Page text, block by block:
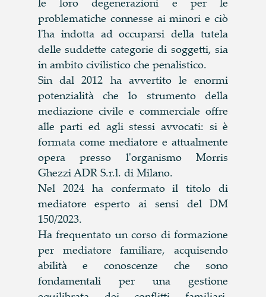
problematiche connesse ai minori e ciò
l'ha indotta ad occuparsi della tutela
delle suddette categorie di soggetti, sia
in ambito civilistico che penalistico.
Sin dal 2012 ha avvertito le enormi
potenzialità che lo strumento della
mediazione civile e commerciale offre
alle parti ed agli stessi avvocati: si è
formata come mediatore e attualmente
opera presso l'organismo Morris
Ghezzi ADR S.r.l. di Milano.
Nel 2024 ha confermato il titolo di
mediatore esperto ai sensi del DM
150/2023.
Ha frequentato un corso di formazione
per mediatore familiare, acquisendo
abilità e conoscenze che sono
fondamentali per una gestione